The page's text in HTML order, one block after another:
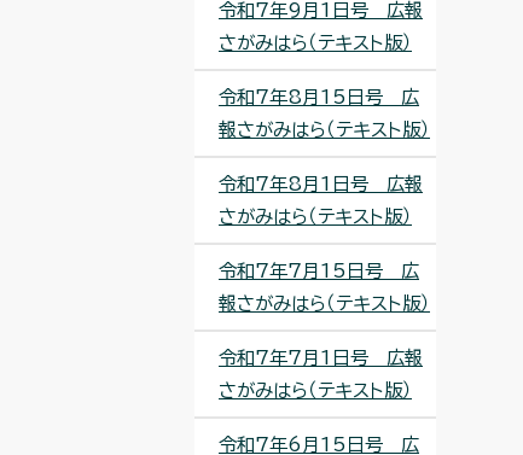
令和7年9月1日号 広報
さがみはら（テキスト版）
令和7年8月15日号 広
報さがみはら（テキスト版）
令和7年8月1日号 広報
さがみはら（テキスト版）
令和7年7月15日号 広
報さがみはら（テキスト版）
令和7年7月1日号 広報
さがみはら（テキスト版）
令和7年6月15日号 広